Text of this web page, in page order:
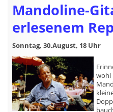
Mandoline-
erlesenem
Sonntag, 30.August, 18 Uhr
wohl